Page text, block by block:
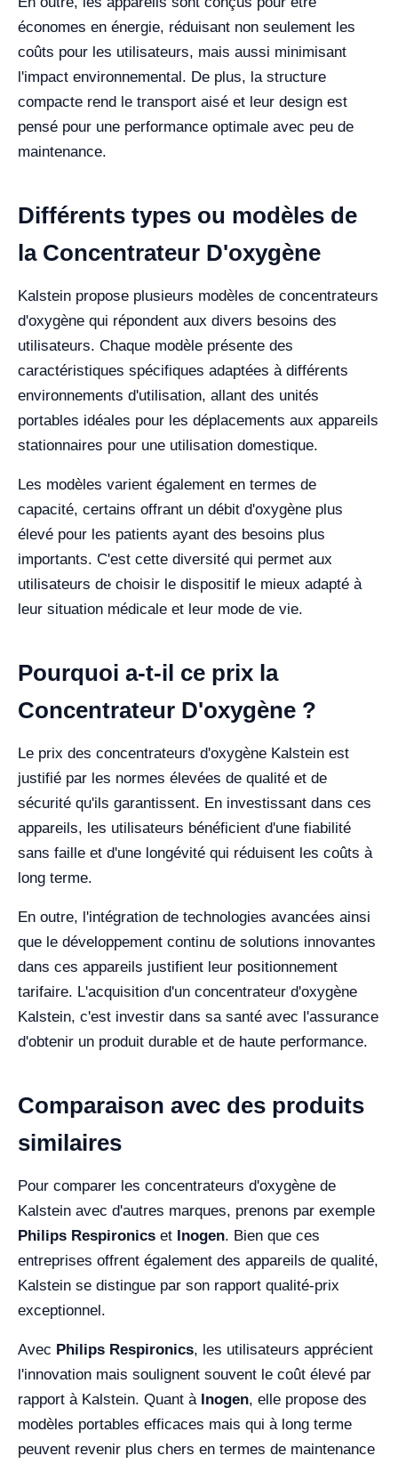
économes en énergie, réduisant non seulement les
coûts pour les utilisateurs, mais aussi minimisant
l'impact environnemental. De plus, la structure
compacte rend le transport aisé et leur design est
pensé pour une performance optimale avec peu de
maintenance.
Différents types ou modèles de
la Concentrateur D'oxygène
Kalstein propose plusieurs modèles de concentrateurs
d'oxygène qui répondent aux divers besoins des
utilisateurs. Chaque modèle présente des
caractéristiques spécifiques adaptées à différents
environnements d'utilisation, allant des unités
portables idéales pour les déplacements aux appareils
stationnaires pour une utilisation domestique.
Les modèles varient également en termes de
capacité, certains offrant un débit d'oxygène plus
élevé pour les patients ayant des besoins plus
importants. C'est cette diversité qui permet aux
utilisateurs de choisir le dispositif le mieux adapté à
leur situation médicale et leur mode de vie.
Pourquoi a-t-il ce prix la
Concentrateur D'oxygène ?
Le prix des concentrateurs d'oxygène Kalstein est
justifié par les normes élevées de qualité et de
sécurité qu'ils garantissent. En investissant dans ces
appareils, les utilisateurs bénéficient d'une fiabilité
sans faille et d'une longévité qui réduisent les coûts à
long terme.
En outre, l'intégration de technologies avancées ainsi
que le développement continu de solutions innovantes
dans ces appareils justifient leur positionnement
tarifaire. L'acquisition d'un concentrateur d'oxygène
Kalstein, c'est investir dans sa santé avec l'assurance
d'obtenir un produit durable et de haute performance.
Comparaison avec des produits
similaires
Pour comparer les concentrateurs d'oxygène de
Kalstein avec d'autres marques, prenons par exemple
Philips Respironics et Inogen. Bien que ces
entreprises offrent également des appareils de qualité,
Kalstein se distingue par son rapport qualité-prix
exceptionnel.
Avec Philips Respironics, les utilisateurs apprécient
l'innovation mais soulignent souvent le coût élevé par
rapport à Kalstein. Quant à Inogen, elle propose des
modèles portables efficaces mais qui à long terme
peuvent revenir plus chers en termes de maintenance